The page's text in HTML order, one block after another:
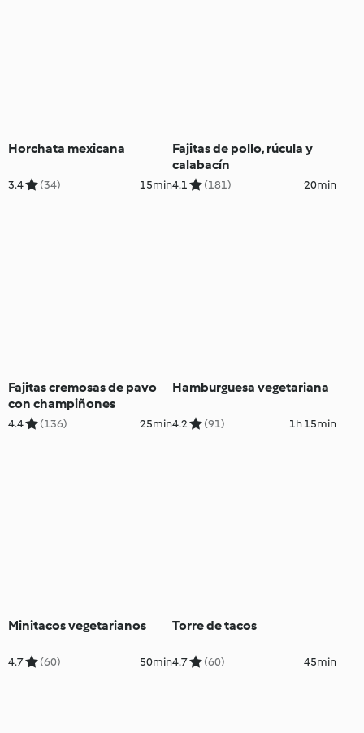
Horchata mexicana
3.4 (34) 15min
Fajitas de pollo, rúcula y
calabacín
4.1 (181) 20min
Fajitas cremosas de pavo
con champiñones
4.4 (136) 25min
Hamburguesa vegetariana
4.2 (91) 1h 15min
Minitacos vegetarianos
4.7 (60) 50min
Torre de tacos
4.7 (60) 45min